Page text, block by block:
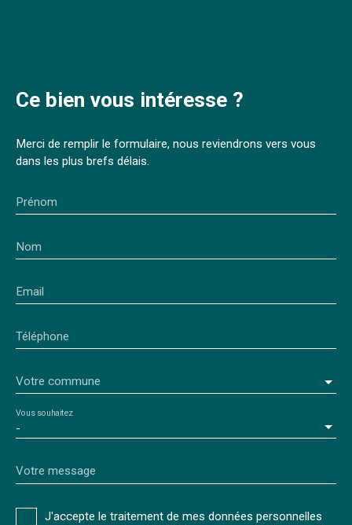
Ce bien vous intéresse ?
Merci de remplir le formulaire, nous reviendrons vers vous
dans les plus brefs délais.
Prénom
Nom
Email
Téléphone
Votre commune
-
Vous souhaitez
Votre message
J'accepte le traitement de mes données personnelles